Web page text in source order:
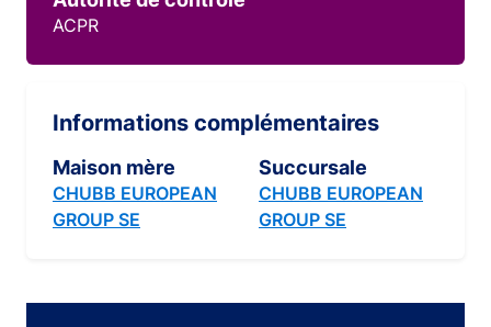
ACPR
Informations complémentaires
Maison mère
CHUBB EUROPEAN
GROUP SE
Succursale
CHUBB EUROPEAN
GROUP SE